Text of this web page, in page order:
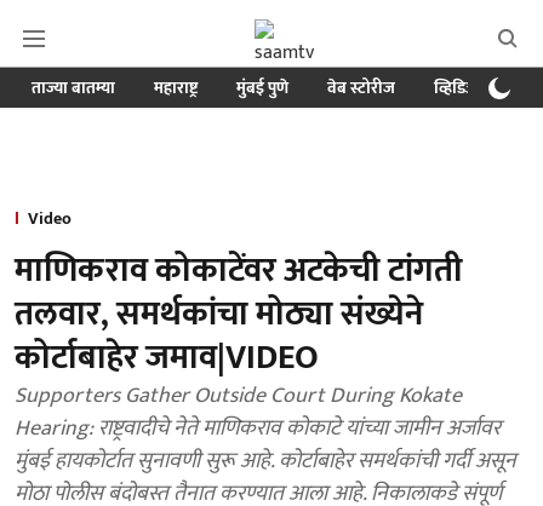
ताज्या बातम्या महाराष्ट्र मुंबई पुणे वेब स्टोरीज व्हिडिओ
Video
माणिकराव कोकाटेंवर अटकेची टांगती
तलवार, समर्थकांचा मोठ्या संख्येने
कोर्टाबाहेर जमाव|VIDEO
Supporters Gather Outside Court During Kokate
Hearing: राष्ट्रवादीचे नेते माणिकराव कोकाटे यांच्या जामीन अर्जावर
मुंबई हायकोर्टात सुनावणी सुरू आहे. कोर्टाबाहेर समर्थकांची गर्दी असून
मोठा पोलीस बंदोबस्त तैनात करण्यात आला आहे. निकालाकडे संपूर्ण